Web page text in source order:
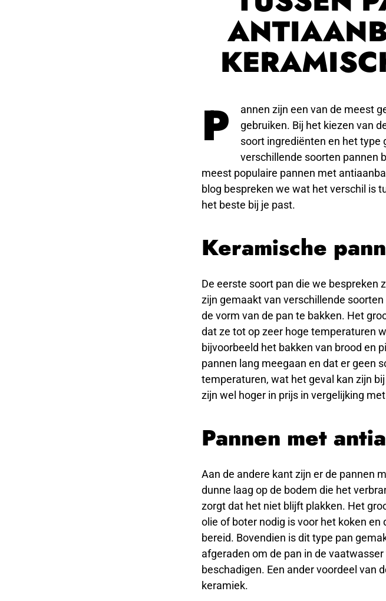
P
annen zijn een van de meest
gebruiken. Bij het kiezen van
soort ingrediënten en het type
verschillende soorten pannen
meest populaire pannen met
blog bespreken we wat het verschil is
het beste bij je past.
Keramische
De eerste soort pan die we bespreken
zijn gemaakt van verschillende
de vorm van de pan te bakken. Het
dat ze tot op zeer hoge temperaturen
bijvoorbeeld het bakken van brood en
pannen lang meegaan en dat er geen
temperaturen, wat het geval kan zijn
zijn wel hoger in prijs in vergelijking
Pannen met
Aan de andere kant zijn er de pannen
dunne laag op de bodem die het
zorgt dat het niet blijft plakken. Het
olie of boter nodig is voor het koken
bereid. Bovendien is dit type pan
afgeraden om de pan in de
beschadigen. Een ander voordeel van
keramiek.